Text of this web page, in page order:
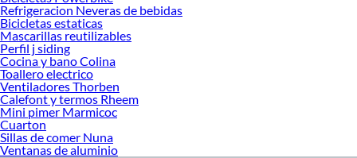
Refrigeracion Neveras de bebidas
Bicicletas estaticas
Mascarillas reutilizables
Perfil j siding
Cocina y bano Colina
Toallero electrico
Ventiladores Thorben
Calefont y termos Rheem
Mini pimer Marmicoc
Cuarton
Sillas de comer Nuna
Ventanas de aluminio